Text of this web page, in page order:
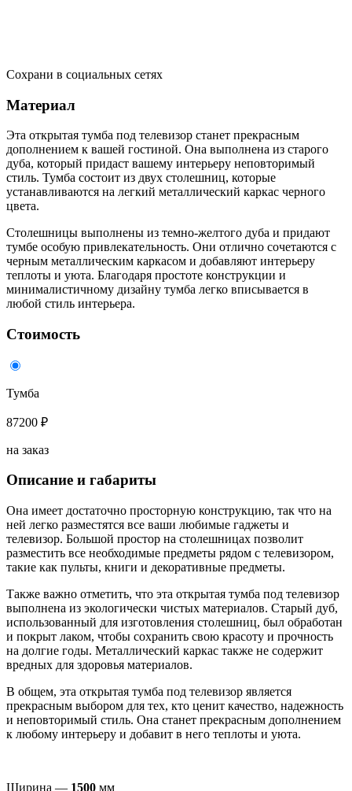
Сохрани в социальных сетях
Материал
Эта открытая тумба под телевизор станет прекрасным
дополнением к вашей гостиной. Она выполнена из старого
дуба, который придаст вашему интерьеру неповторимый
стиль. Тумба состоит из двух столешниц, которые
устанавливаются на легкий металлический каркас черного
цвета.
Столешницы выполнены из темно-желтого дуба и придают
тумбе особую привлекательность. Они отлично сочетаются с
черным металлическим каркасом и добавляют интерьеру
теплоты и уюта. Благодаря простоте конструкции и
минималистичному дизайну тумба легко вписывается в
любой стиль интерьера.
Стоимость
Тумба
87200 ₽
на заказ
Описание и габариты
Она имеет достаточно просторную конструкцию, так что на
ней легко разместятся все ваши любимые гаджеты и
телевизор. Большой простор на столешницах позволит
разместить все необходимые предметы рядом с телевизором,
такие как пульты, книги и декоративные предметы.
Также важно отметить, что эта открытая тумба под телевизор
выполнена из экологически чистых материалов. Старый дуб,
использованный для изготовления столешниц, был обработан
и покрыт лаком, чтобы сохранить свою красоту и прочность
на долгие годы. Металлический каркас также не содержит
вредных для здоровья материалов.
В общем, эта открытая тумба под телевизор является
прекрасным выбором для тех, кто ценит качество, надежность
и неповторимый стиль. Она станет прекрасным дополнением
к любому интерьеру и добавит в него теплоты и уюта.
Ширина — 1500 мм